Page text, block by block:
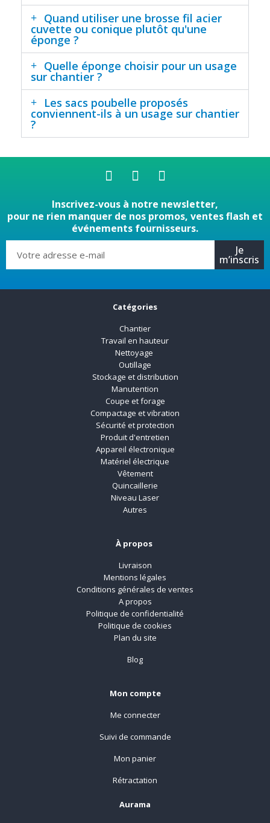
Quand utiliser une brosse fil acier
cuvette ou conique plutôt qu'une
éponge ?
Quelle éponge choisir pour un usage
sur chantier ?
Les sacs poubelle proposés
conviennent-ils à un usage sur chantier
?
Inscrivez-vous à notre newsletter,
pour ne rien manquer de nos promos, ventes flash et
événements fournisseurs.
Je
m’inscris
Catégories
Chantier
Travail en hauteur
Nettoyage
Outillage
Stockage et distribution
Manutention
Coupe et forage
Compactage et vibration
Sécurité et protection
Produit d'entretien
Appareil électronique
Matériel électrique
Vêtement
Quincaillerie
Niveau Laser
Autres
À propos
Livraison
Mentions légales
Conditions générales de ventes
A propos
Politique de confidentialité
Politique de cookies
Plan du site
Blog
Mon compte
Me connecter
Suivi de commande
Mon panier
Rétractation
Aurama